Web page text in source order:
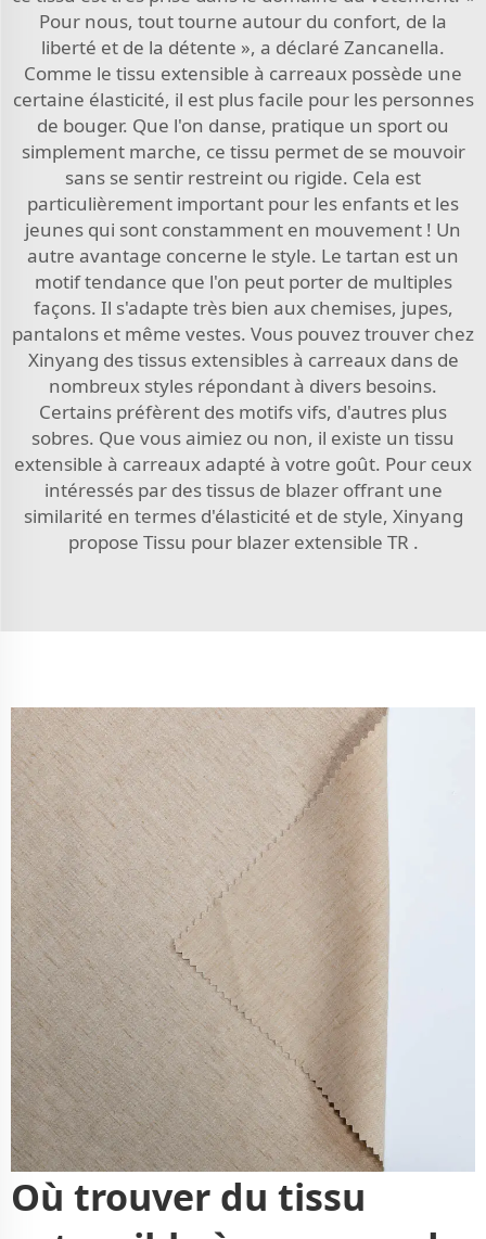
Pour nous, tout tourne autour du confort, de la
liberté et de la détente », a déclaré Zancanella.
Comme le tissu extensible à carreaux possède une
certaine élasticité, il est plus facile pour les personnes
de bouger. Que l'on danse, pratique un sport ou
simplement marche, ce tissu permet de se mouvoir
sans se sentir restreint ou rigide. Cela est
particulièrement important pour les enfants et les
jeunes qui sont constamment en mouvement ! Un
autre avantage concerne le style. Le tartan est un
motif tendance que l'on peut porter de multiples
façons. Il s'adapte très bien aux chemises, jupes,
pantalons et même vestes. Vous pouvez trouver chez
Xinyang des tissus extensibles à carreaux dans de
nombreux styles répondant à divers besoins.
Certains préfèrent des motifs vifs, d'autres plus
sobres. Que vous aimiez ou non, il existe un tissu
extensible à carreaux adapté à votre goût. Pour ceux
intéressés par des tissus de blazer offrant une
similarité en termes d'élasticité et de style, Xinyang
propose Tissu pour blazer extensible TR .
Où trouver du tissu